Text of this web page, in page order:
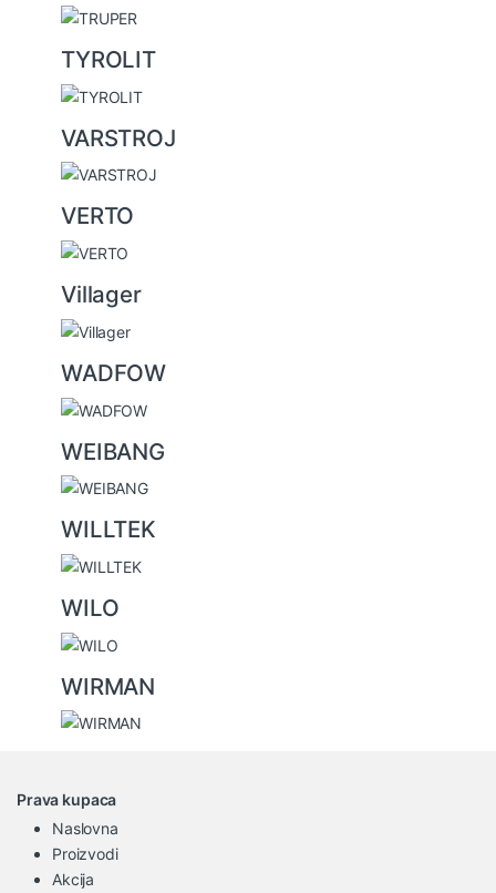
TYROLIT
VARSTROJ
VERTO
Villager
WADFOW
WEIBANG
WILLTEK
WILO
WIRMAN
Prava kupaca
Naslovna
Proizvodi
Akcija